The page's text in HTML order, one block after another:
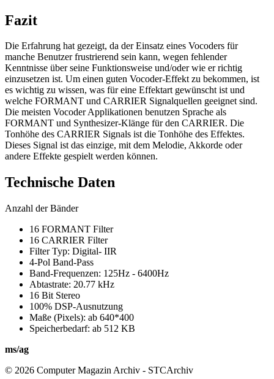
Fazit
Die Erfahrung hat gezeigt, da der Einsatz eines Vocoders für
manche Benutzer frustrierend sein kann, wegen fehlender
Kenntnisse über seine Funktionsweise und/oder wie er richtig
einzusetzen ist. Um einen guten Vocoder-Effekt zu bekommen, ist
es wichtig zu wissen, was für eine Effektart gewünscht ist und
welche FORMANT und CARRIER Signalquellen geeignet sind.
Die meisten Vocoder Applikationen benutzen Sprache als
FORMANT und Synthesizer-Klänge für den CARRIER. Die
Tonhöhe des CARRIER Signals ist die Tonhöhe des Effektes.
Dieses Signal ist das einzige, mit dem Melodie, Akkorde oder
andere Effekte gespielt werden können.
Technische Daten
Anzahl der Bänder
16 FORMANT Filter
16 CARRIER Filter
Filter Typ: Digital- IIR
4-Pol Band-Pass
Band-Frequenzen: 125Hz - 6400Hz
Abtastrate: 20.77 kHz
16 Bit Stereo
100% DSP-Ausnutzung
Maße (Pixels): ab 640*400
Speicherbedarf: ab 512 KB
ms/ag
© 2026 Computer Magazin Archiv - STCArchiv